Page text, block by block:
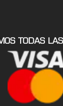
TODAS